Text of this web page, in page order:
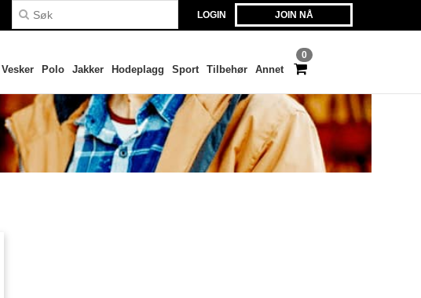
LOGIN JOIN NÅ
0
Vesker Polo Jakker Hodeplagg Sport Tilbehør Annet